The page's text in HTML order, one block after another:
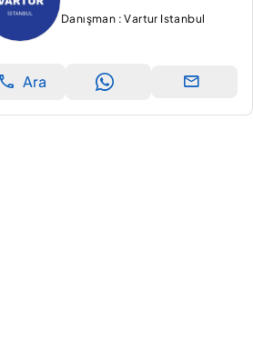
Danışman : Vartur Istanbul
Ara